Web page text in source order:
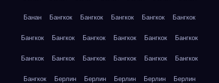
Банан Бангкок Бангкок Бангкок Бангкок Бангкок
Бангкок Бангкок Бангкок Бангкок Бангкок Бангкок
Бангкок Бангкок Бангкок Бангкок Бангкок Бангкок
Бангкок Берлин Берлин Берлин Берлин Берлин